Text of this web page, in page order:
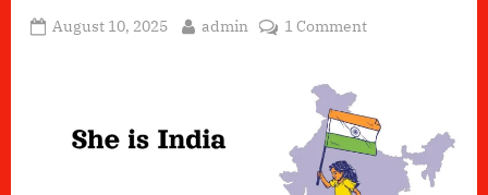
Posted
August 10, 2025 By
admin 1 Commenton